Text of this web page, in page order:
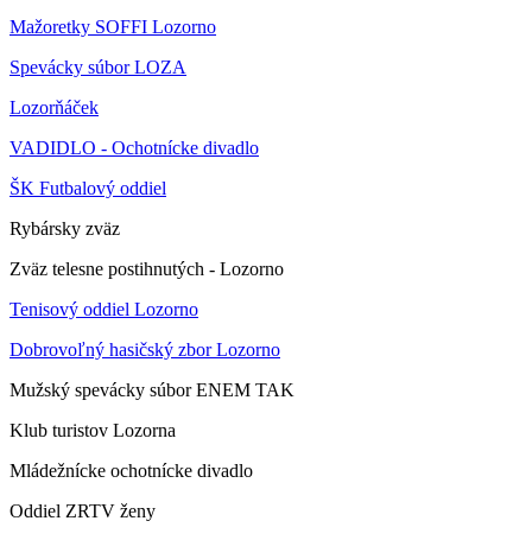
Mažoretky SOFFI Lozorno
Spevácky súbor LOZA
Lozorňáček
VADIDLO - Ochotnícke divadlo
ŠK Futbalový oddiel
Rybársky zväz
Zväz telesne postihnutých - Lozorno
Tenisový oddiel Lozorno
Dobrovoľný hasičský zbor Lozorno
Mužský spevácky súbor ENEM TAK
Klub turistov Lozorna
Mládežnícke ochotnícke divadlo
Oddiel ZRTV ženy